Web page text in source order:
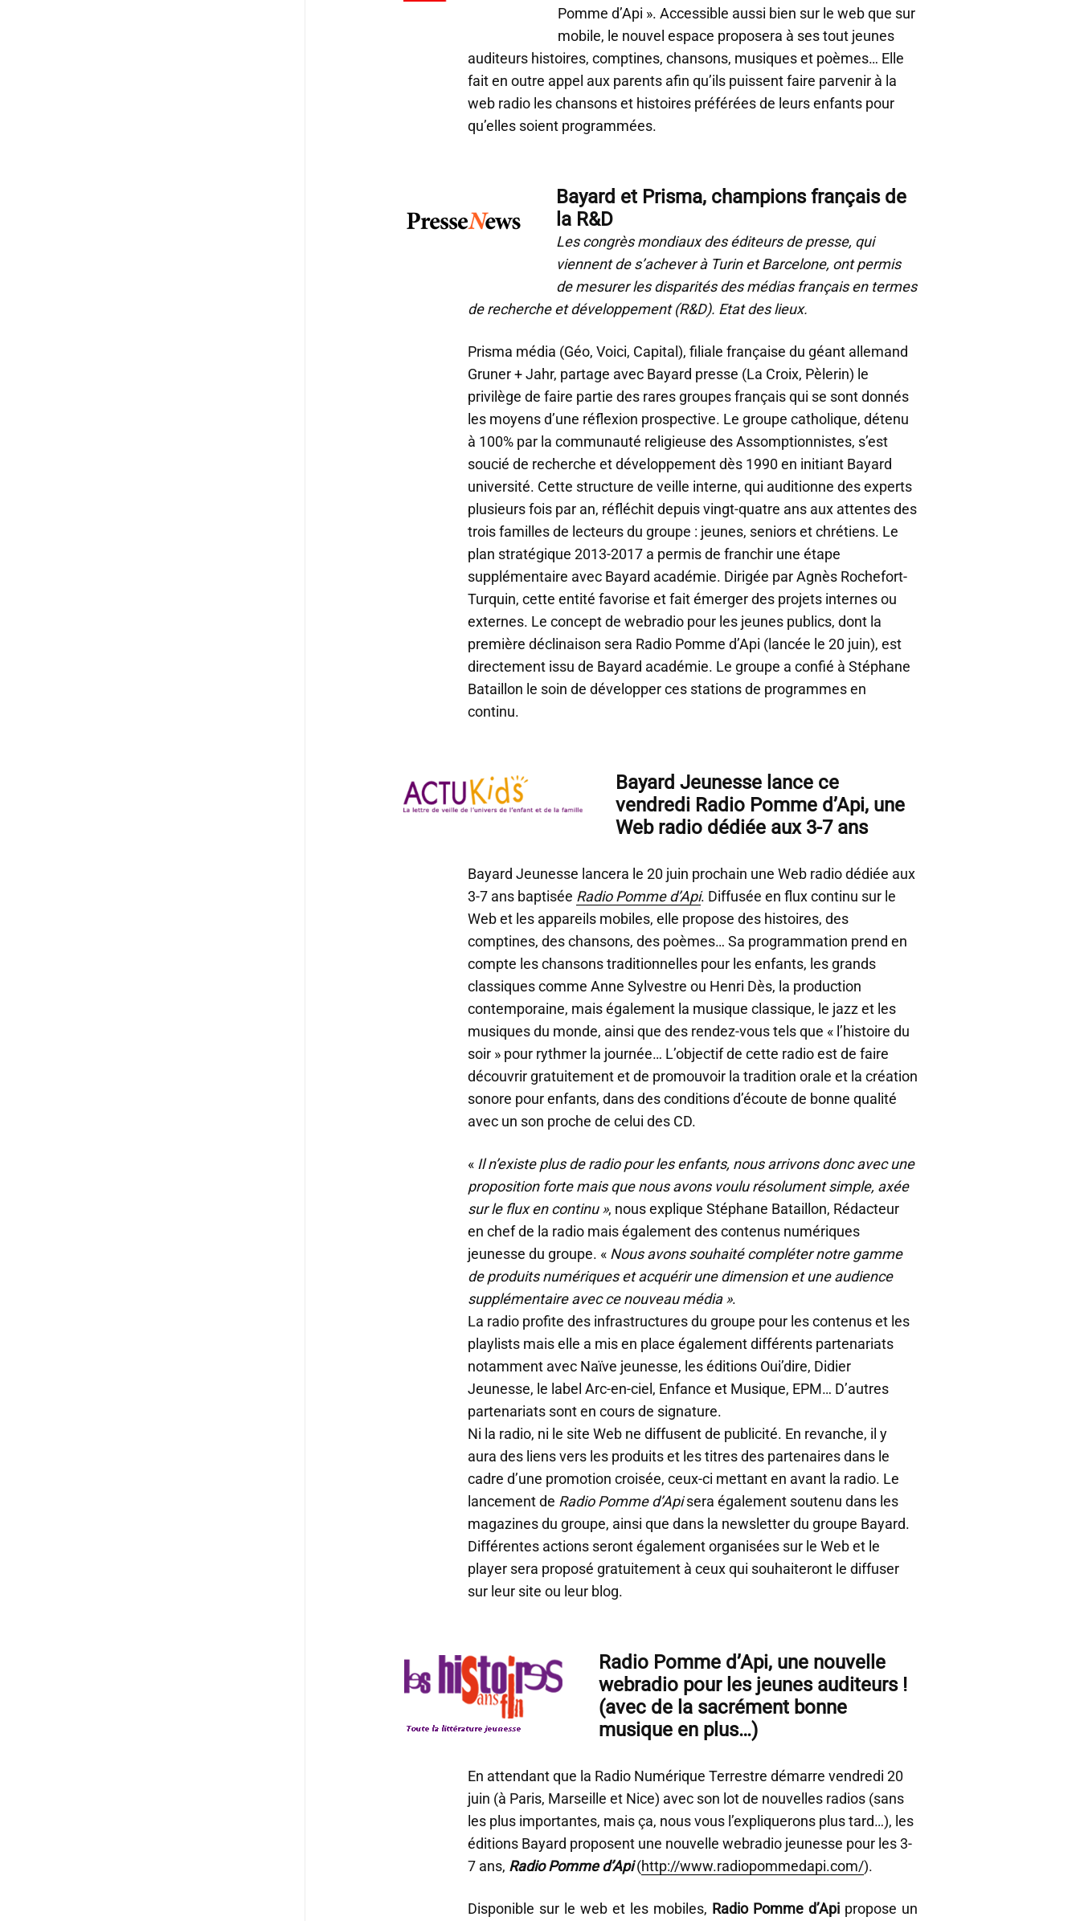
Pomme d’Api ». Accessible aussi bien sur le web que sur
mobile, le nouvel espace proposera à ses tout jeunes
auditeurs histoires, comptines, chansons, musiques et poèmes… Elle
fait en outre appel aux parents afin qu’ils puissent faire parvenir à la
web radio les chansons et histoires préférées de leurs enfants pour
qu’elles soient programmées.
Bayard et Prisma, champions français de
la R&D
Les congrès mondiaux des éditeurs de presse, qui
viennent de s’achever à Turin et Barcelone, ont permis
de mesurer les disparités des médias français en termes
de recherche et développement (R&D). Etat des lieux.
Prisma média (Géo, Voici, Capital), filiale française du géant allemand
Gruner + Jahr, partage avec Bayard presse (La Croix, Pèlerin) le
privilège de faire partie des rares groupes français qui se sont donnés
les moyens d’une réflexion prospective. Le groupe catholique, détenu
à 100% par la communauté religieuse des Assomptionnistes, s’est
soucié de recherche et développement dès 1990 en initiant Bayard
université. Cette structure de veille interne, qui auditionne des experts
plusieurs fois par an, réfléchit depuis vingt-quatre ans aux attentes des
trois familles de lecteurs du groupe : jeunes, seniors et chrétiens. Le
plan stratégique 2013-2017 a permis de franchir une étape
supplémentaire avec Bayard académie. Dirigée par Agnès Rochefort-
Turquin, cette entité favorise et fait émerger des projets internes ou
externes. Le concept de webradio pour les jeunes publics, dont la
première déclinaison sera Radio Pomme d’Api (lancée le 20 juin), est
directement issu de Bayard académie. Le groupe a confié à Stéphane
Bataillon le soin de développer ces stations de programmes en
continu.
Bayard Jeunesse lance ce
vendredi Radio Pomme d’Api, une
Web radio dédiée aux 3-7 ans
Bayard Jeunesse lancera le 20 juin prochain une Web radio dédiée aux
3-7 ans baptisée Radio Pomme d’Api. Diffusée en flux continu sur le
Web et les appareils mobiles, elle propose des histoires, des
comptines, des chansons, des poèmes… Sa programmation prend en
compte les chansons traditionnelles pour les enfants, les grands
classiques comme Anne Sylvestre ou Henri Dès, la production
contemporaine, mais également la musique classique, le jazz et les
musiques du monde, ainsi que des rendez-vous tels que « l’histoire du
soir » pour rythmer la journée… L’objectif de cette radio est de faire
découvrir gratuitement et de promouvoir la tradition orale et la création
sonore pour enfants, dans des conditions d’écoute de bonne qualité
avec un son proche de celui des CD.
« Il n’existe plus de radio pour les enfants, nous arrivons donc avec une
proposition forte mais que nous avons voulu résolument simple, axée
sur le flux en continu », nous explique Stéphane Bataillon, Rédacteur
en chef de la radio mais également des contenus numériques
jeunesse du groupe. « Nous avons souhaité compléter notre gamme
de produits numériques et acquérir une dimension et une audience
supplémentaire avec ce nouveau média ».
La radio profite des infrastructures du groupe pour les contenus et les
playlists mais elle a mis en place également différents partenariats
notamment avec Naïve jeunesse, les éditions Oui’dire, Didier
Jeunesse, le label Arc-en-ciel, Enfance et Musique, EPM… D’autres
partenariats sont en cours de signature.
Ni la radio, ni le site Web ne diffusent de publicité. En revanche, il y
aura des liens vers les produits et les titres des partenaires dans le
cadre d’une promotion croisée, ceux-ci mettant en avant la radio. Le
lancement de Radio Pomme d’Apisera également soutenu dans les
magazines du groupe, ainsi que dans la newsletter du groupe Bayard.
Différentes actions seront également organisées sur le Web et le
player sera proposé gratuitement à ceux qui souhaiteront le diffuser
sur leur site ou leur blog.
Radio Pomme d’Api, une nouvelle
webradio pour les jeunes auditeurs !
(avec de la sacrément bonne
musique en plus…)
En attendant que la Radio Numérique Terrestre démarre vendredi 20
juin (à Paris, Marseille et Nice) avec son lot de nouvelles radios (sans
les plus importantes, mais ça, nous vous l’expliquerons plus tard…), les
éditions Bayard proposent une nouvelle webradio jeunesse pour les 3-
7 ans, Radio Pomme d’Api(http://www.radiopommedapi.com/).
Disponible sur le web et les mobiles, Radio Pomme d’Api propose un